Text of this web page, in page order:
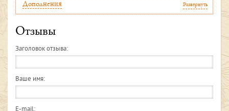
Дополнения Развернуть
Отзывы
Заголовок отзыва:
Ваше имя: